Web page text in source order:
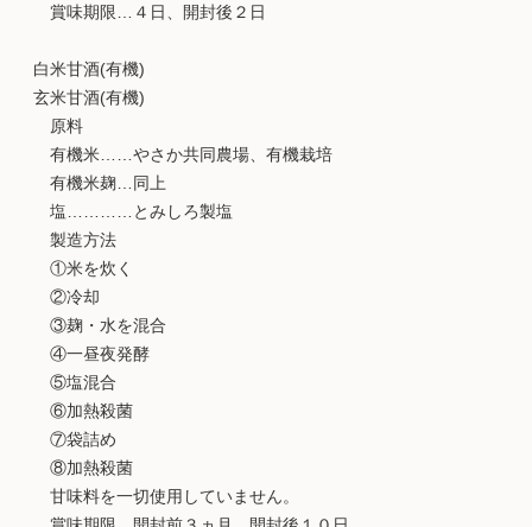
賞味期限…４日、開封後２日
白米甘酒(有機)
玄米甘酒(有機)
原料
有機米……やさか共同農場、有機栽培
有機米麹…同上
塩…………とみしろ製塩
製造方法
①米を炊く
②冷却
③麹・水を混合
④一昼夜発酵
⑤塩混合
⑥加熱殺菌
⑦袋詰め
⑧加熱殺菌
甘味料を一切使用していません。